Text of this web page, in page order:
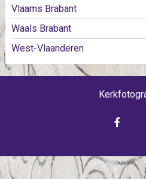
Vlaams Brabant
Waals Brabant
West-Vlaanderen